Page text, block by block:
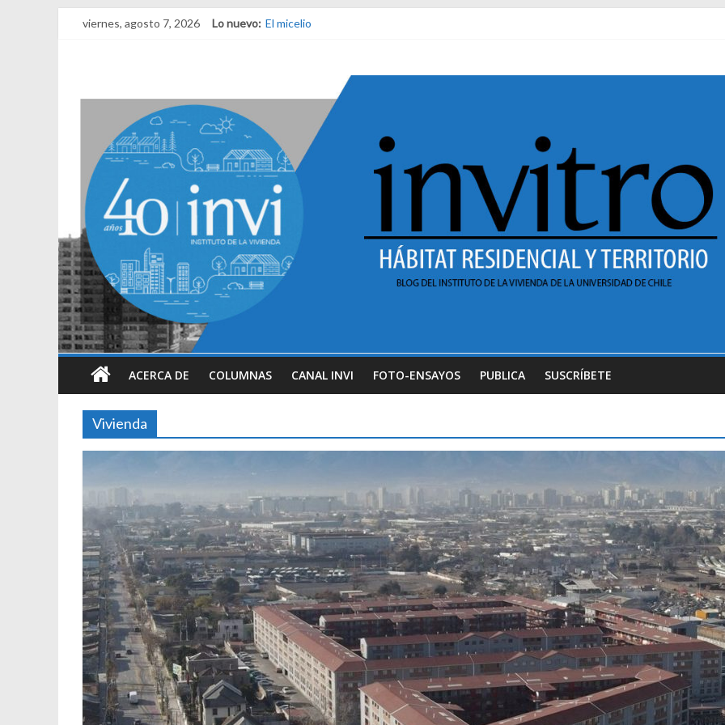
viernes, agosto 7, 2026 Lo nuevo: El micelio
¿Qué es el habitar? Sesión 1 de ciclo de conversatorios 40 años INVI
El derecho a habitar
ACERCA DE COLUMNAS CANAL INVI FOTO-ENSAYOS PUBLICA SUSCRÍBETE
Vivienda
Foto-ensayos Habitar la memoria
Breve trilogía de un espacio-
tiempo
7 junio 2023 Sandra Rivera 0
Foto-ensayos
Una noche y el amanecer
Dignidad
16 octubre 2025 Sandra Rivera 0